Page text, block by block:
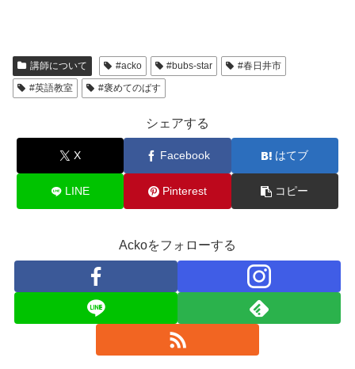
講師について #acko #bubs-star
#春日井市
#英語教室
#褒めてのばす
シェアする
X Facebook はてブ
LINE Pinterest コピー
Ackoをフォローする